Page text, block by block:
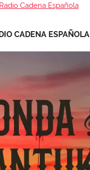
Radio Cadena Española
CADENA ESPAÑOLA